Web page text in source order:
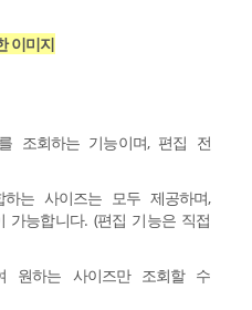
이미지
조회하는 기능이며, 편집 전
는 사이즈는 모두 제공하며,
가능합니다. (편집 기능은 직접
원하는 사이즈만 조회할 수